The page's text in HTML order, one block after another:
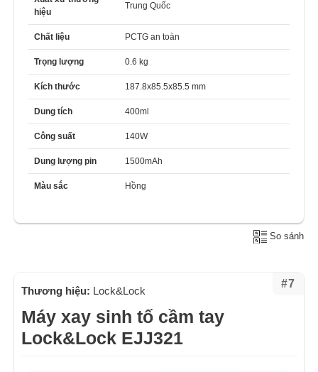
hiệu
Trung Quốc
Chất liệu PCTG an toàn
Trọng lượng 0.6 kg
Kích thước 187.8x85.5x85.5 mm
Dung tích 400ml
Công suất 140W
Dung lượng pin 1500mAh
Màu sắc Hồng
So sánh
#7
Thương hiệu: Lock&Lock
Máy xay sinh tố cầm tay
Lock&Lock EJJ321